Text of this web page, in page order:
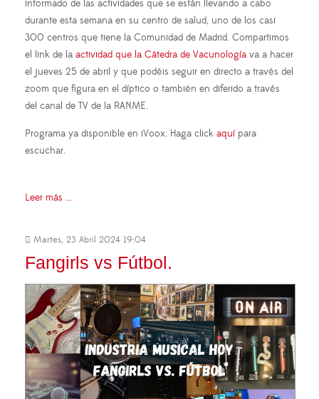
informado de las actividades que se están llevando a cabo
durante esta semana en su centro de salud, uno de los casi
300 centros que tiene la Comunidad de Madrid. Compartimos
el link de la actividad que la Cátedra de Vacunología va a hacer
el jueves 25 de abril y que podéis seguir en directo a través del
zoom que figura en el díptico o también en diferido a través
del canal de TV de la RANME.
Programa ya disponible en iVoox. Haga click aquípara
escuchar.
Leer más ...
Martes, 23 Abril 2024 19:04
Fangirls vs Fútbol.